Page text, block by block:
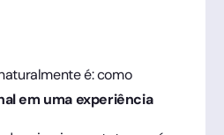
é: como
em uma experiência